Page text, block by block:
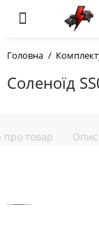
Головна
Соленоїд
про товар Опис